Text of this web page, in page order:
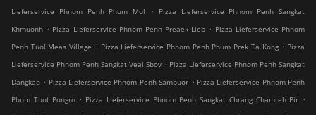
Lieferservice Phnom Penh Phum Mol
.
Pizza Lieferservice Phnom Penh Sangkat
Khmuonh . Pizza Lieferservice Phnom Penh Preaek Lieb . Pizza Lieferservice Phnom
Penh Tuol Meas Village . Pizza Lieferservice Phnom Penh Phum Prek Ta Kong . Pizza
Lieferservice Phnom Penh Sangkat Veal Sbov . Pizza Lieferservice Phnom Penh Sangkat
Dangkao . Pizza Lieferservice Phnom Penh Sambuor . Pizza Lieferservice Phnom Penh
Phum Tuol Pongro . Pizza Lieferservice Phnom Penh Sangkat Chrang Chamreh Pir .